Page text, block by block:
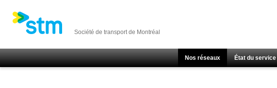
Société de transport de Montréal
Nos réseaux État du service